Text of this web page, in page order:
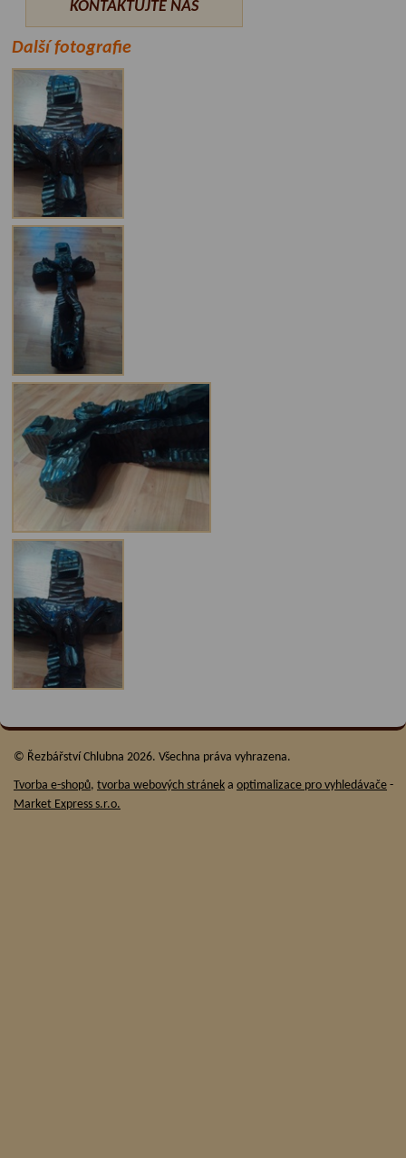
KONTAKTUJTE NÁS
Další fotografie
© Řezbářství Chlubna 2026. Všechna práva vyhrazena.
Tvorba e-shopů, tvorba webových stránek a optimalizace pro vyhledávače -
Market Express s.r.o.